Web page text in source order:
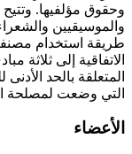
وحقوق مؤلفيها. وتتيح
والموسيقيين
طريقة استخدام
الاتفاقية إلى
المتعلقة بالحد
التي وضعت لمصلحة
الأعضاء